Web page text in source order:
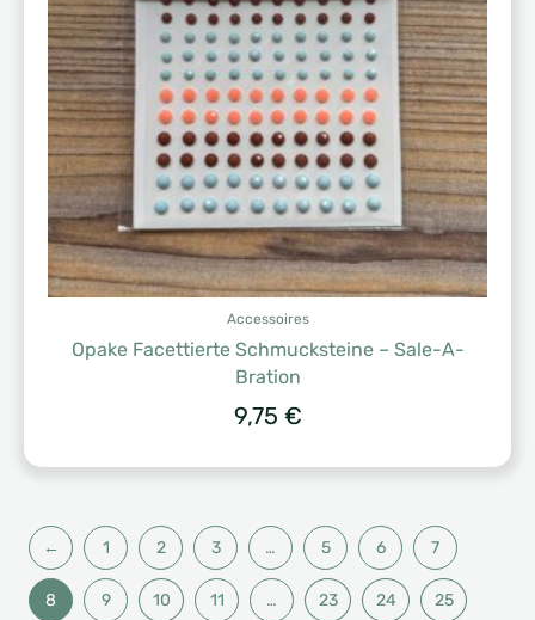
Accessoires
Opake Facettierte Schmucksteine – Sale-A-
Bration
9,75 €
← 1 2 3 … 5 6 7
8 9 10 11 … 23 24 25